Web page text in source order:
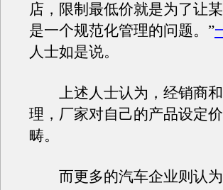
店，限制最低价就是为了让
是一个规范化管理的问题。”
人士如是说。
上述人士认为，经销商和
理，厂家对自己的产品设定
畴。
而更多的汽车企业则认为